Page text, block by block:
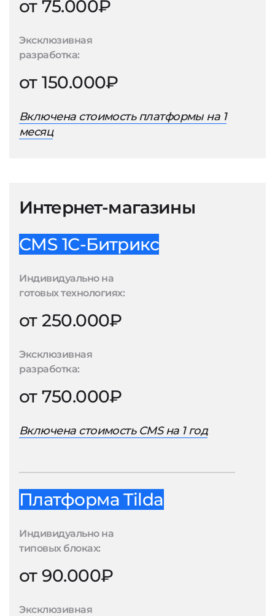
от 75.000₽
Эксклюзивная
разработка:
от 150.000₽
Включена стоимость платформы на 1
месяц
Интернет-магазины
CMS 1С-Битрикс
Индивидуально на
готовых технологиях:
от 250.000₽
Эксклюзивная
разработка:
от 750.000₽
Включена стоимость CMS на 1 год
Платформа Tilda
Индивидуально на
типовых блоках:
от 90.000₽
Эксклюзивная